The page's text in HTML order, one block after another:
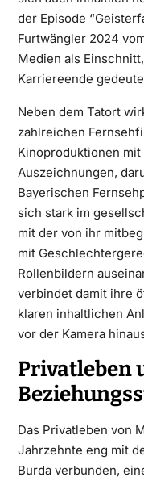
der Episode
Furtwängler 2024
Medien als
Karriereende
Neben dem Tatort
zahlreichen
Kinoproduktionen
Auszeichnungen,
Bayerischen
sich stark im
mit der von ihr
mit
Rollenbildern
verbindet damit ihre
klaren inhaltlichen
vor der Kamera
Privatleben
Das Privatleben von
Jahrzehnte eng mit
Burda verbunden,